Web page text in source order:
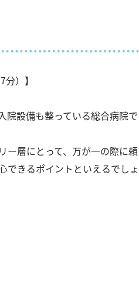
）】
院設備も整っている総合病院で
ー層にとって、万が一の際に頼
できるポイントといえるでしょ